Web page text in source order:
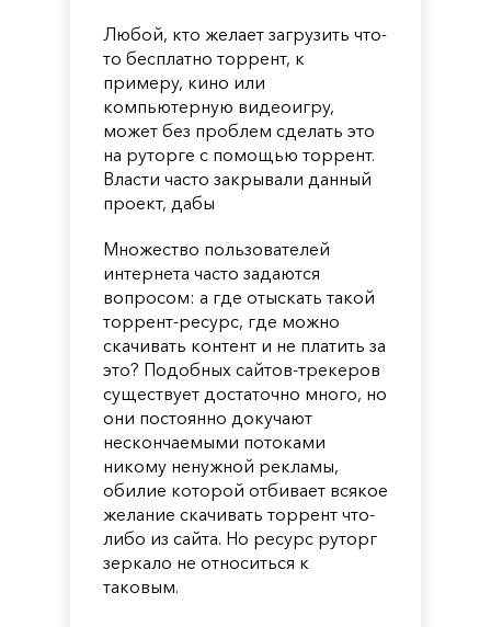
Любой, кто желает загрузить что-
то бесплатно торрент, к
примеру, кино или
компьютерную видеоигру,
может без проблем сделать это
на руторге с помощью торрент.
Власти часто закрывали данный
проект, дабы
Множество пользователей
интернета часто задаются
вопросом: а где отыскать такой
торрент-ресурс, где можно
скачивать контент и не платить за
это? Подобных сайтов-трекеров
существует достаточно много, но
они постоянно докучают
нескончаемыми потоками
никому ненужной рекламы,
обилие которой отбивает всякое
желание скачивать торрент что-
либо из сайта. Но ресурс руторг
зеркало не относиться к
таковым.